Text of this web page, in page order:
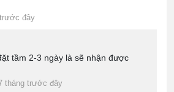
đây
tầm 2-3 ngày là sẽ nhận được
tháng trước đây